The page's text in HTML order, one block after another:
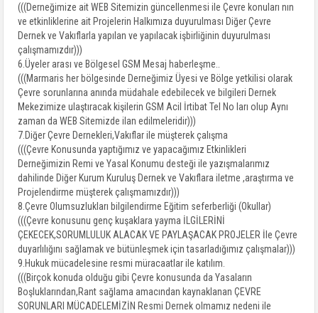
(((Derneğimize ait WEB Sitemizin güncellenmesi ile Çevre konuları nın
ve etkinliklerine ait Projelerin Halkımıza duyurulması Diğer Çevre
Dernek ve Vakıflarla yapılan ve yapılacak işbirliğinin duyurulması
çalışmamızdır)))
6.Üyeler arası ve Bölgesel GSM Mesaj haberleşme..
(((Marmaris her bölgesinde Derneğimiz Üyesi ve Bölge yetkilisi olarak
Çevre sorunlarına anında müdahale edebilecek ve bilgileri Dernek
Mekezimize ulaştıracak kişilerin GSM Acil İrtibat Tel No ları olup Aynı
zaman da WEB Sitemizde ilan edilmeleridir)))
7.Diğer Çevre Dernekleri,Vakıflar ile müşterek çalışma
(((Çevre Konusunda yaptığımız ve yapacağımız Etkinlikleri
Derneğimizin Remi ve Yasal Konumu desteği ile yazışmalarımız
dahilinde Diğer Kurum Kuruluş Dernek ve Vakıflara iletme ,araştırma ve
Projelendirme müşterek çalışmamızdır)))
8.Çevre Olumsuzlukları bilgilendirme Eğitim seferberliği (Okullar)
(((Çevre konusunu genç kuşaklara yayma İLGİLERİNİ
ÇEKECEK,SORUMLULUK ALACAK VE PAYLAŞACAK PROJELER İle Çevre
duyarlılığını sağlamak ve bütünleşmek için tasarladığımız çalışmalar)))
9.Hukuk mücadelesine resmi müracaatlar ile katılım.
(((Birçok konuda olduğu gibi Çevre konusunda da Yasaların
Boşluklarından,Rant sağlama amacından kaynaklanan ÇEVRE
SORUNLARI MÜCADELEMİZİN Resmi Dernek olmamız nedeni ile